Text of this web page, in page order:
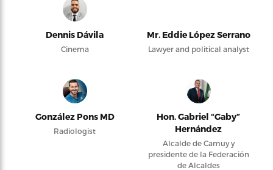
Dennis Dávila
Cinema
Mr. Eddie López Serrano
Lawyer and political analyst
González Pons MD
Radiologist
Hon. Gabriel “Gaby”
Hernández
Alcalde de Camuy y
presidente de la Federación
de Alcaldes